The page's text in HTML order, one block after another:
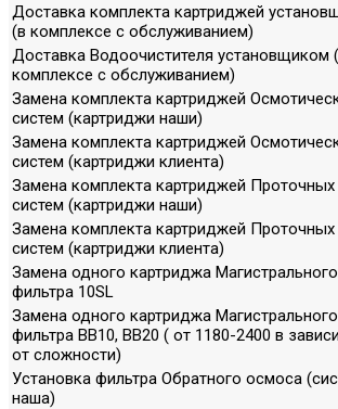
Доставка комплекта картриджей
(в комплексе с обслуживанием)
Доставка Водоочистителя установщиком
комплексе с обслуживанием)
Замена комплекта картриджей
систем (картриджи наши)
Замена комплекта картриджей
систем (картриджи клиента)
Замена комплекта картриджей Проточных
систем (картриджи наши)
Замена комплекта картриджей Проточных
систем (картриджи клиента)
Замена одного картриджа Магистрального
фильтра 10SL
Замена одного картриджа Магистрального
фильтра ВВ10, ВВ20 ( от 1180-2400 в
от сложности)
Установка фильтра Обратного осмоса
наша)